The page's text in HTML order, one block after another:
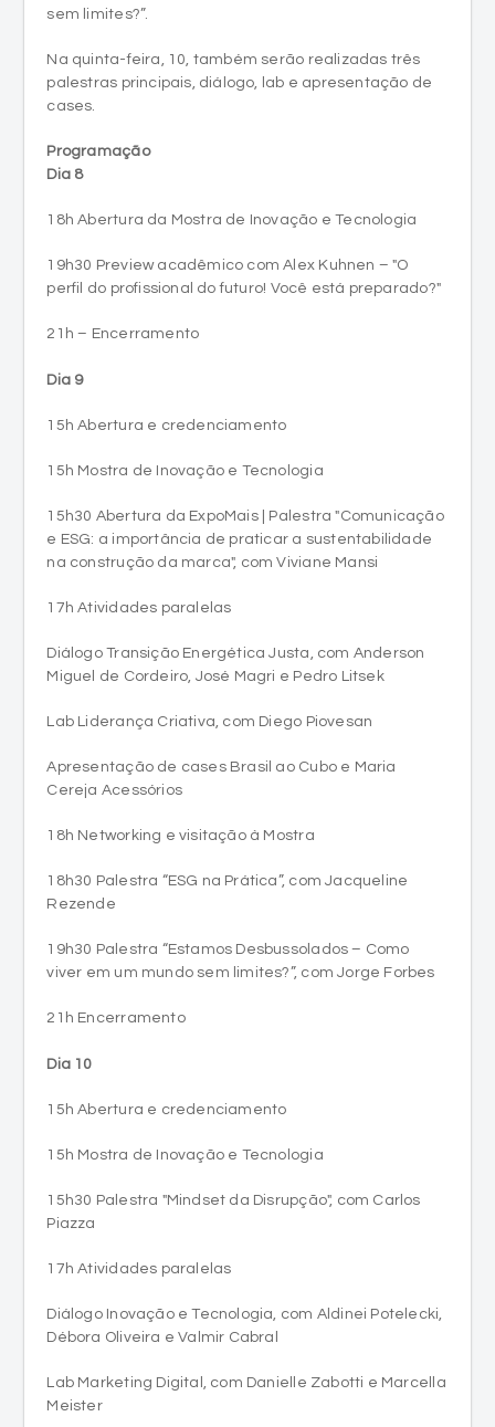
sem limites?”.
Na quinta-feira, 10, também serão realizadas três
palestras principais, diálogo, lab e apresentação de
cases.
Programação
Dia 8
18h Abertura da Mostra de Inovação e Tecnologia
19h30 Preview acadêmico com Alex Kuhnen – "O
perfil do profissional do futuro! Você está preparado?"
21h – Encerramento
Dia 9
15h Abertura e credenciamento
15h Mostra de Inovação e Tecnologia
15h30 Abertura da ExpoMais | Palestra "Comunicação
e ESG: a importância de praticar a sustentabilidade
na construção da marca", com Viviane Mansi
17h Atividades paralelas
Diálogo Transição Energética Justa, com Anderson
Miguel de Cordeiro, José Magri e Pedro Litsek
Lab Liderança Criativa, com Diego Piovesan
Apresentação de cases Brasil ao Cubo e Maria
Cereja Acessórios
18h Networking e visitação à Mostra
18h30 Palestra “ESG na Prática”, com Jacqueline
Rezende
19h30 Palestra “Estamos Desbussolados – Como
viver em um mundo sem limites?”, com Jorge Forbes
21h Encerramento
Dia 10
15h Abertura e credenciamento
15h Mostra de Inovação e Tecnologia
15h30 Palestra "Mindset da Disrupção", com Carlos
Piazza
17h Atividades paralelas
Diálogo Inovação e Tecnologia, com Aldinei Potelecki,
Débora Oliveira e Valmir Cabral
Lab Marketing Digital, com Danielle Zabotti e Marcella
Meister